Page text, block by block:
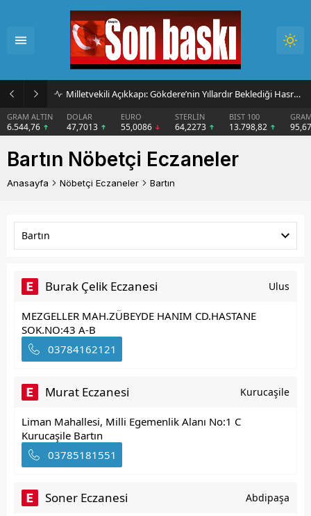
Milletvekili Açıkkapı: Gökdere’nin Yıllardır Beklediği Hasret Sona Eriyor
GRAM ALTIN
6.544,76
DOLAR
47,7013
EURO
55,0086
STERLİN
64,2273
BIST 100
13.798,82
Bartın Nöbetçi Eczaneler
Anasayfa Nöbetçi Eczaneler Bartın
Bartın
Burak Çelik Eczanesi Ulus
MEZGELLER MAH.ZÜBEYDE HANIM CD.HASTANE
SOK.NO:43 A-B
03784162121
Murat Eczanesi Kurucaşile
Liman Mahallesi, Milli Egemenlik Alanı No:1 C
Kurucaşile Bartın
03785181551
Soner Eczanesi Abdipaşa